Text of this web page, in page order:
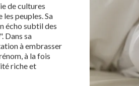
de cultures
peuples. Sa
écho subtil des
Dans sa
à embrasser
à la fois
riche et